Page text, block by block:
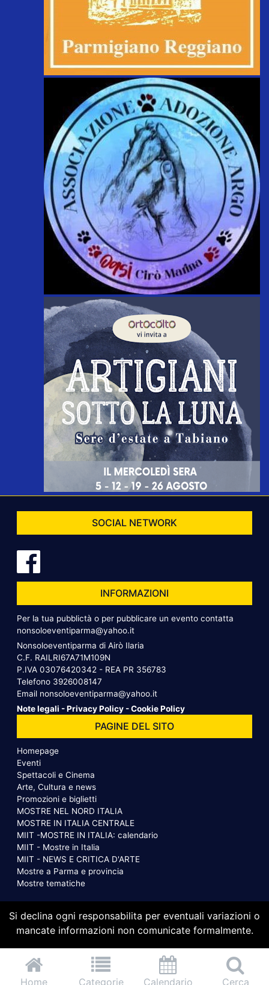
Home Categorie Calendario Cerca
SOCIAL NETWORK
INFORMAZIONI
Per la tua pubblictà o per pubblicare un evento contatta
nonsoloeventiparma@yahoo.it
Nonsoloeventiparma di Airò Ilaria
C.F. RAILRI67A71M109N
P.IVA 03076420342 - REA PR 356783
Telefono 3926008147
Email nonsoloeventiparma@yahoo.it
Note legali -Privacy Policy -Cookie Policy
PAGINE DEL SITO
Homepage
Eventi
Spettacoli e Cinema
Arte, Cultura e news
Promozioni e biglietti
MOSTRE NEL NORD ITALIA
MOSTRE IN ITALIA CENTRALE
MIIT -MOSTRE IN ITALIA: calendario
MIIT - Mostre in Italia
MIIT - NEWS E CRITICA D'ARTE
Mostre a Parma e provincia
Mostre tematiche
Si declina ogni responsabilita per eventuali variazioni o
mancate informazioni non comunicate formalmente.